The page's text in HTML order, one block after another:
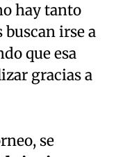
hay tanto
buscan irse a
que esa
gracias a
se